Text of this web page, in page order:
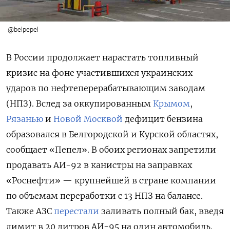
@belpepel
В России продолжает нарастать топливный
кризис на фоне участившихся украинских
ударов по нефтеперерабатывающим заводам
(НПЗ). Вслед за оккупированным Крымом,
Рязанью и Новой Москвой дефицит бензина
образовался в Белгородской и Курской областях,
сообщает «Пепел». В обоих регионах запретили
продавать АИ-92 в канистры на заправках
«Роснефти» — крупнейшей в стране компании
по объемам переработки с 13 НПЗ на балансе.
Также АЗС перестали заливать полный бак, введя
лимит в 20 литров АИ-95 на один автомобиль.